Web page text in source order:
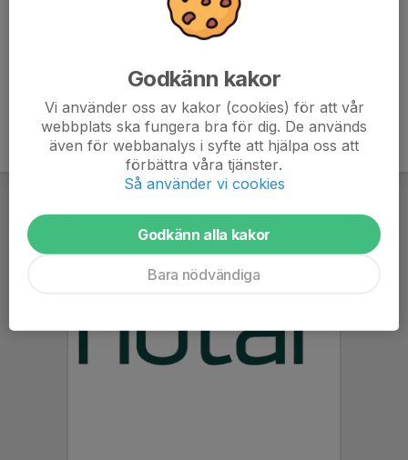
Godkänn kakor
Vi använder oss av kakor (cookies) för att vår
webbplats ska fungera bra för dig. De används
även för webbanalys i syfte att hjälpa oss att
förbättra våra tjänster.
Så använder vi cookies
Godkänn alla kakor
Bara nödvändiga